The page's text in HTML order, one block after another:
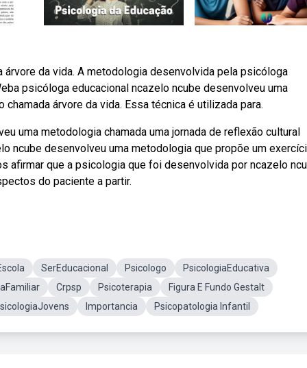
da vida. A metodologia desenvolvida pela psicóloga
psicóloga educacional ncazelo ncube desenvolveu uma
árvore da vida. Essa técnica é utilizada para.
uma metodologia chamada uma jornada de reflexão cultural
ncube desenvolveu uma metodologia que propõe um
afirmar que a psicologia que foi desenvolvida por ncazelo
do paciente a partir.
SerEducacional Psicologo
PsicologiaEducativa
Crpsp Psicoterapia
Figura E Fundo Gestalt
Importancia Psicopatologia Infantil